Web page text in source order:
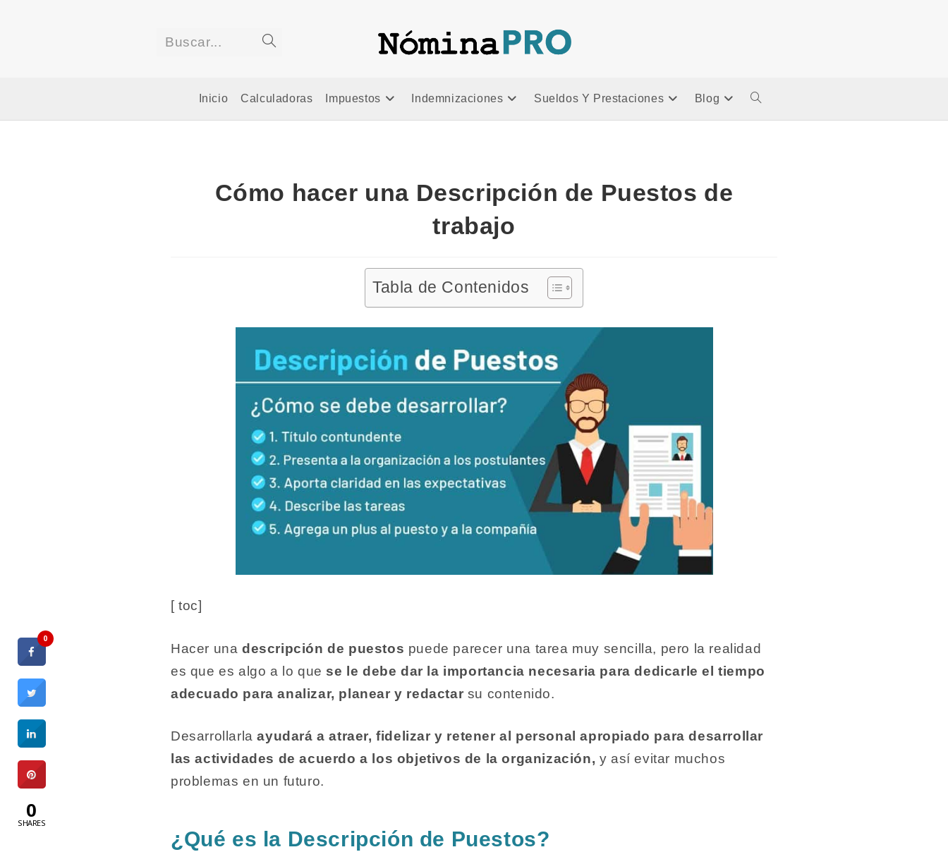
Buscar...
búsqueda
Inicio Calculadoras Impuestos Indemnizaciones Sueldos Y Prestaciones Blog Alternar
Cómo hacer una Descripción de Puestos de
trabajo
Tabla de Contenidos
[ toc]
Hacer una descripción de puestos puede parecer una tarea muy sencilla, pero la realidad
es que es algo a lo que se le debe dar la importancia necesaria para dedicarle el tiempo
adecuado para analizar, planear y redactar su contenido.
Desarrollarlaayudará a atraer, fidelizar y retener al personal apropiado para desarrollar
las actividades de acuerdo a los objetivos de la organización, y así evitar muchos
problemas en un futuro.
¿Qué es la Descripción de Puestos?
0
0
SHARES